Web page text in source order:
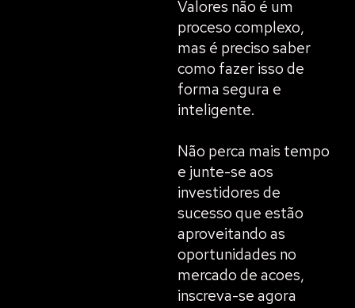
Valores não é um
proceso complexo,
mas é preciso saber
como fazer isso de
forma segura e
inteligente.
Não perca mais tempo
e junte-se aos
investidores de
sucesso que estão
aproveitando as
oportunidades no
mercado de acoes,
inscreva-se agora